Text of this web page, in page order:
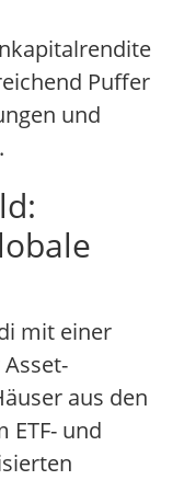
Puffer
und
mit einer
aus den
ETF- und